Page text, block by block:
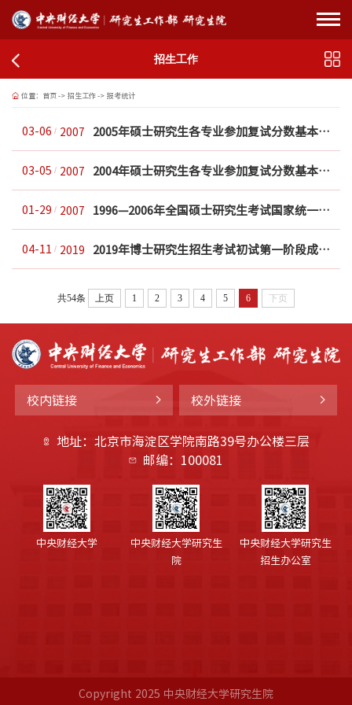
招生工作
位置： 首页-> 招生工作-> 报考统计
03-06 2007 2005年硕士研究生各专业参加复试分数基本要求
03-05 2007 2004年硕士研究生各专业参加复试分数基本要求
01-29 2007 1996—2006年全国硕士研究生考试国家统一最低录取分数线一览表
04-11 2019 2019年博士研究生招生考试初试第一阶段成绩查询及进入初试第二阶段和复试的初试成...
共54条 上页 1 2 3 4 5 6 下页
校内链接 校外链接
地址：北京市海淀区学院南路39号办公楼三层
邮编：100081
中央财经大学
中央财经大学研究生
院
中央财经大学研究生
招生办公室
Copyright 2025 中央财经大学研究生院